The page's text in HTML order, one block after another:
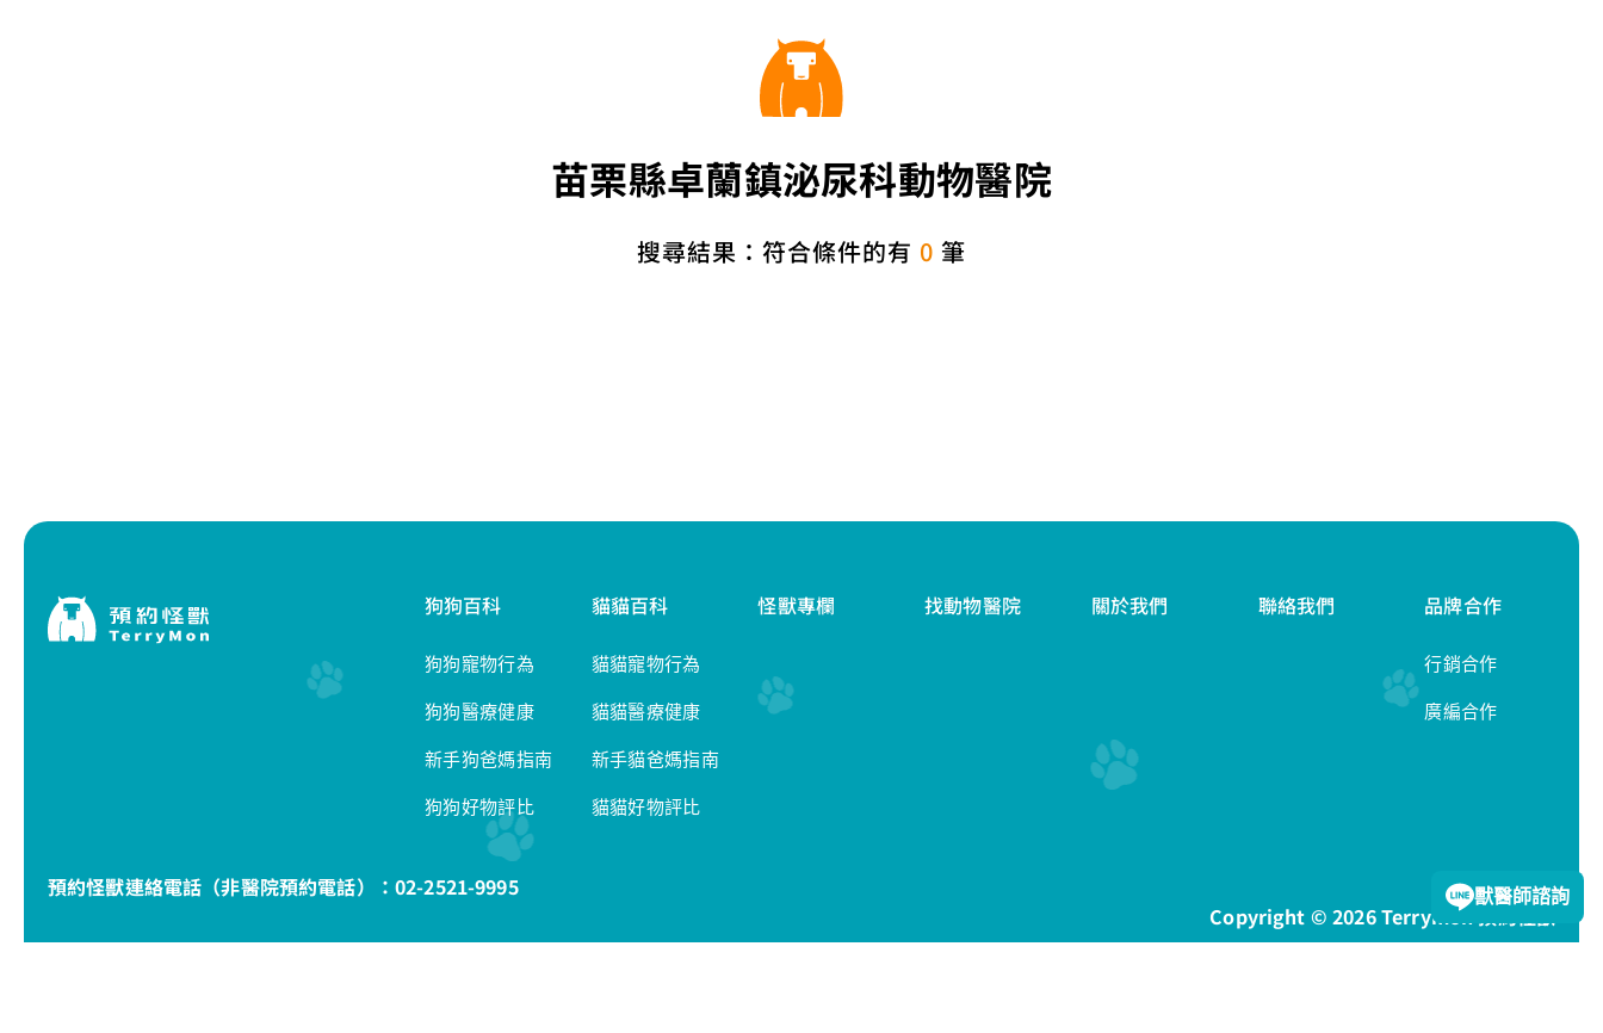
苗栗縣卓蘭鎮泌尿科動物醫院
搜尋結果：符合條件的有 0 筆
狗狗百科
狗狗寵物行為
狗狗醫療健康
新手狗爸媽指南
狗狗好物評比
貓貓百科
貓貓寵物行為
貓貓醫療健康
新手貓爸媽指南
貓貓好物評比
怪獸專欄 找動物醫院 關於我們 聯絡我們 品牌合作
行銷合作
廣編合作
預約怪獸連絡電話（非醫院預約電話）： 02-2521-9995
隱私權政策
Copyright © 2026 Terrymon 預約怪獸
獸醫師諮詢